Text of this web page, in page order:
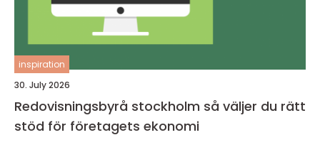
inspiration
30. July 2026
Redovisningsbyrå stockholm så väljer du rätt
stöd för företagets ekonomi